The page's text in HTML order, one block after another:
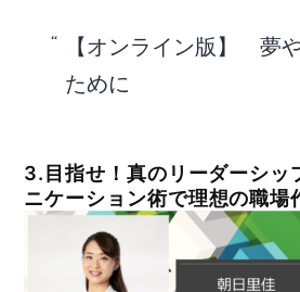
【オンライン版】 夢
ために
3.目指せ！真のリーダーシッ
ニケーション術で理想の職場